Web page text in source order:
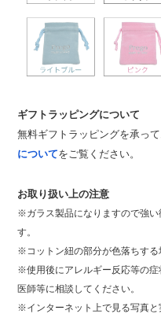
ギフトラッピングについて
無料ギフトラッピングを承っ
についてをご覧ください。
お取り扱い上の注意
※ガラス製品になりますので強い
す。
※コットン紐の部分が色落ちする
※使用後にアレルギー反応等の症
医師等に相談してください。
※インターネット上で見る写真